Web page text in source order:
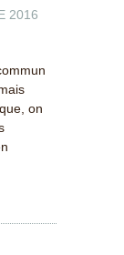
2016
on